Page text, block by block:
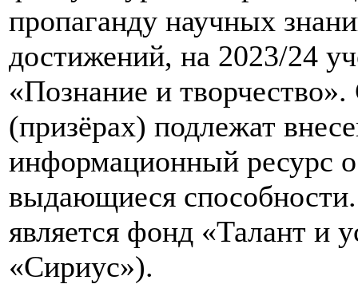
пропаганду научных
достижений, на 2023/24
«Познание и
(призёрах) подлежат
информационный ресурс
выдающиеся
является фонд «Талант и
«Сириус»).